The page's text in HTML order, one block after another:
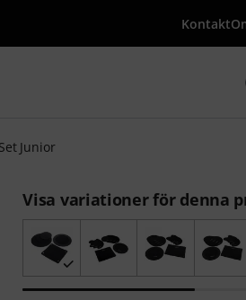
Kontakt
sökningen med söktermen
Junior
Visa variationer för denna